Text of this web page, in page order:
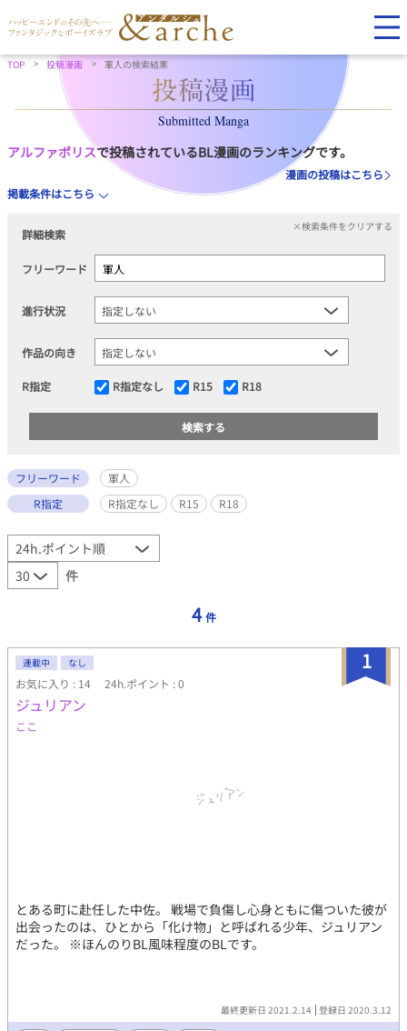
TOP 投稿漫画 軍人の検索結果
Submitted Manga
アルファポリスで投稿されているBL漫画のランキングです。
漫画の投稿はこちら
掲載条件はこちら
詳細検索
×検索条件をクリアする
フリーワード
進行状況
作品の向き
R指定 R指定なし R15 R18
フリーワード
軍人
R指定
R指定なし R15 R18
件
4 件
1
連載中 なし
お気に入り : 14 24h.ポイント : 0
ジュリアン
ここ
とある町に赴任した中佐。 戦場で負傷し心身ともに傷ついた彼が
出会ったのは、ひとから「化け物」と呼ばれる少年、ジュリアン
だった。 ※ほんのりBL風味程度のBLです。
最終更新日 2021.2.14 登録日 2020.3.12